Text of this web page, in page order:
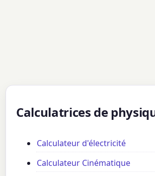
Calculatrices de
Calculateur d'électricité
Calculateur Cinématique